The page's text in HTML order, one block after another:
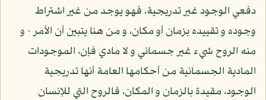
دفعي الوجود غير تدريجية، فهو يوجد من غير اشتراط
وجوده و تقييده بزمان أو مكان، و من هنا يتبين أن الأمر - و
منه الروح شيء غير جسماني و لا مادي فإن، الموجودات
المادية الجسمانية من أحكامها العامة أنها تدريجية
الوجود، مقيدة بالزمان و المكان، فالروح التي للإنسان